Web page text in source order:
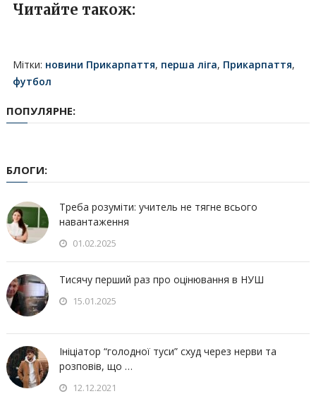
Читайте також:
Мітки: новини Прикарпаття, перша ліга, Прикарпаття,
футбол
ПОПУЛЯРНЕ:
БЛОГИ:
Треба розуміти: учитель не тягне всього
навантаження
01.02.2025
Тисячу перший раз про оцінювання в НУШ
15.01.2025
Ініціатор “голодної туси” схуд через нерви та
розповів, що …
12.12.2021